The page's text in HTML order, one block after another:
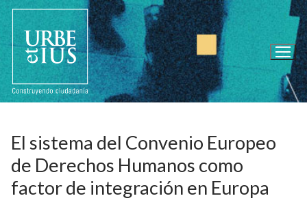
al
contenido
El sistema del Convenio Europeo
de Derechos Humanos como
factor de integración en Europa